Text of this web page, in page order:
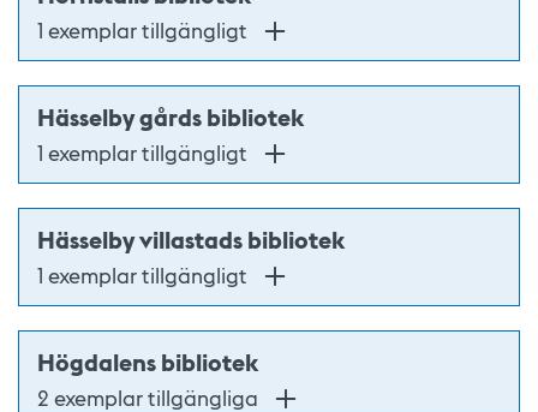
1 exemplar tillgängligt
Hässelby gårds bibliotek
1 exemplar tillgängligt
Hässelby villastads bibliotek
1 exemplar tillgängligt
Högdalens bibliotek
2 exemplar tillgängliga